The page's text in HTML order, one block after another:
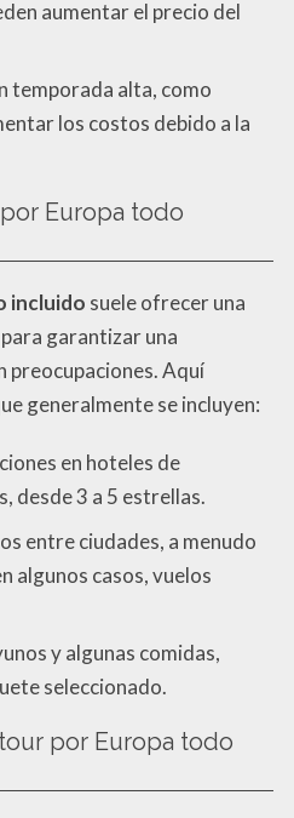
aumentar el precio del
temporada alta, como
los costos debido a la
Europa todo
incluido suele ofrecer una
garantizar una
preocupaciones. Aquí
generalmente se incluyen:
en hoteles de
desde 3 a 5 estrellas.
entre ciudades, a menudo
algunos casos, vuelos
y algunas comidas,
seleccionado.
por Europa todo